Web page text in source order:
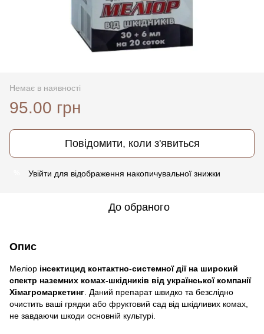
Немає в наявності
95.00 грн
Повідомити, коли з'явиться
Увійти для відображення накопичувальної знижки
До обраного
Опис
Меліор інсектицид контактно-системної дії на широкий
спектр наземних комах-шкідників від української компанії
Хімагромаркетинг . Даний препарат швидко та безслідно
очистить ваші грядки або фруктовий сад від шкідливих комах,
не завдаючи шкоди основній культурі.